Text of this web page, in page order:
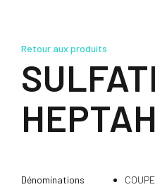
Retour aux produits
Dénominations